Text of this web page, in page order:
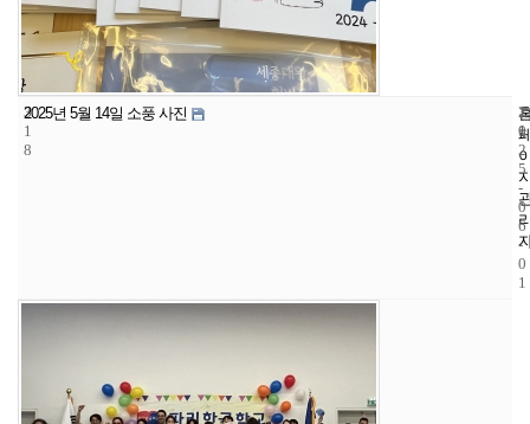
3
1
8
2025년 5월 14일 소풍 사진
1
1
2
0
2
5
-
0
6
-
0
1